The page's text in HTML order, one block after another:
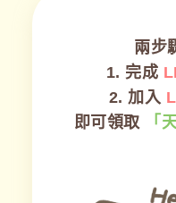
兩步
1. 完成
2. 加入
即可領取
「